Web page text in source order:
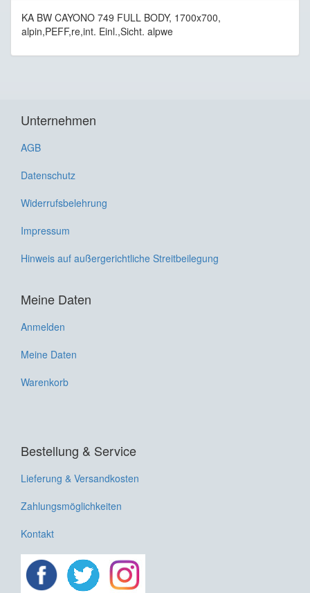
KA BW CAYONO 749 FULL BODY, 1700x700,
alpin,PEFF,re,int. Einl.,Sicht. alpwe
Unternehmen
AGB
Datenschutz
Widerrufsbelehrung
Impressum
Hinweis auf außergerichtliche Streitbeilegung
Meine Daten
Anmelden
Meine Daten
Warenkorb
Bestellung & Service
Lieferung & Versandkosten
Zahlungsmöglichkeiten
Kontakt